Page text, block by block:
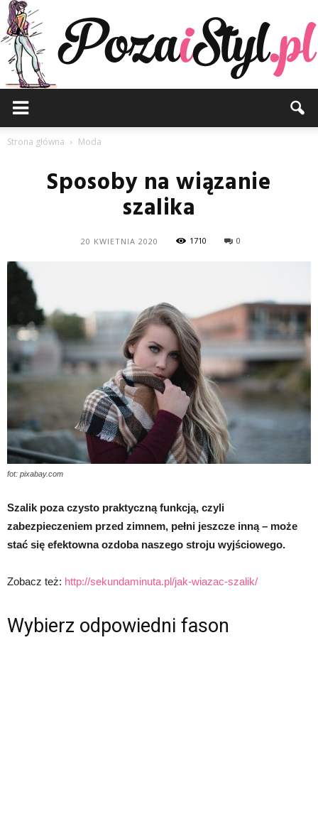
Strona główna Moda
Sposoby na wiązanie
szalika
20 KWIETNIA 2020 1710 0
fot: pixabay.com
Szalik poza czysto praktyczną funkcją, czyli
zabezpieczeniem przed zimnem, pełni jeszcze inną – może
stać się efektowna ozdoba naszego stroju wyjściowego.
Zobacz też: http://sekundaminuta.pl/jak-wiazac-szalik/
Wybierz odpowiedni fason